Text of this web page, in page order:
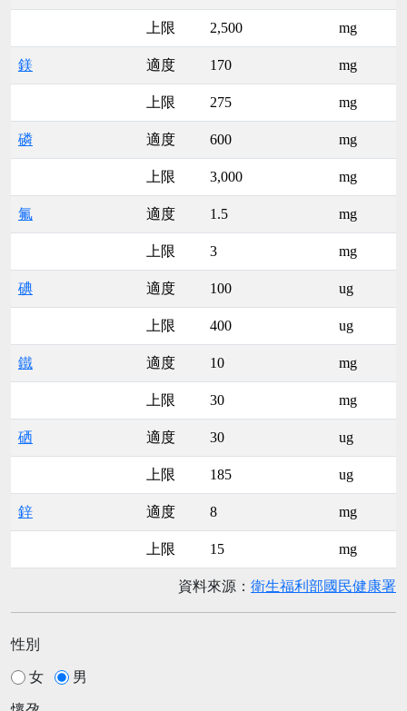
上限 2,500 mg
鎂 適度 170 mg
上限 275 mg
磷 適度 600 mg
上限 3,000 mg
氟 適度 1.5 mg
上限 3 mg
碘 適度 100 ug
上限 400 ug
鐵 適度 10 mg
上限 30 mg
硒 適度 30 ug
上限 185 ug
鋅 適度 8 mg
上限 15 mg
資料來源： 衛生福利部國民健康署
性別
女 男